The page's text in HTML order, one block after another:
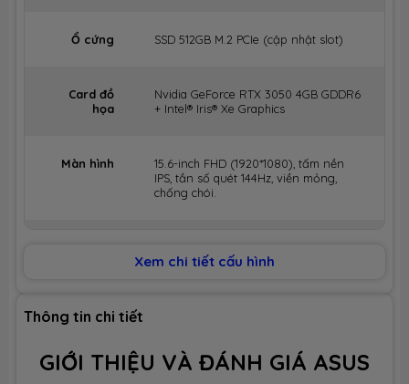
Ổ cứng SSD 512GB M.2 PCIe (cập nhật slot)
Card đồ
họa
Nvidia GeForce RTX 3050 4GB GDDR6
+ Intel® Iris® Xe Graphics
Màn hình
15.6-inch FHD (1920*1080), tấm nền
IPS, tần số quét 144Hz, viền mỏng,
chống chói.
tiếp
3 x USB 3.2
1x LAN RJ45 Gigabit.
Xem chi tiết cấu hình
Thông tin chi tiết
GIỚI THIỆU VÀ ĐÁNH GIÁ ASUS